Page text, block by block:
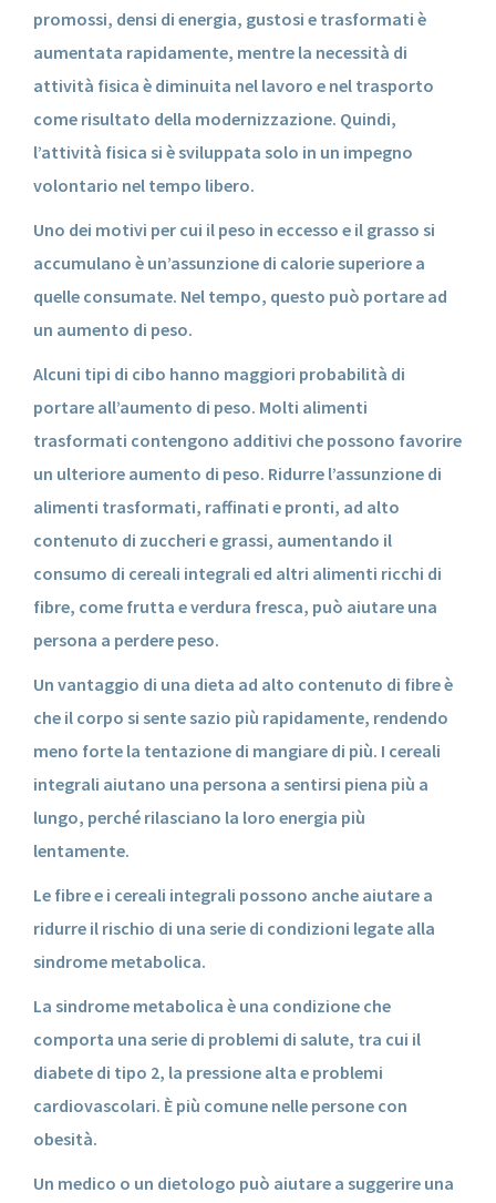
promossi, densi di energia, gustosi e trasformati è
aumentata rapidamente, mentre la necessità di
attività fisica è diminuita nel lavoro e nel trasporto
come risultato della modernizzazione. Quindi,
l’attività fisica si è sviluppata solo in un impegno
volontario nel tempo libero.
Uno dei motivi per cui il peso in eccesso e il grasso si
accumulano è un’assunzione di calorie superiore a
quelle consumate. Nel tempo, questo può portare ad
un aumento di peso.
Alcuni tipi di cibo hanno maggiori probabilità di
portare all’aumento di peso. Molti alimenti
trasformati contengono additivi che possono favorire
un ulteriore aumento di peso. Ridurre l’assunzione di
alimenti trasformati, raffinati e pronti, ad alto
contenuto di zuccheri e grassi, aumentando il
consumo di cereali integrali ed altri alimenti ricchi di
fibre, come frutta e verdura fresca, può aiutare una
persona a perdere peso.
Un vantaggio di una dieta ad alto contenuto di fibre è
che il corpo si sente sazio più rapidamente, rendendo
meno forte la tentazione di mangiare di più. I cereali
integrali aiutano una persona a sentirsi piena più a
lungo, perché rilasciano la loro energia più
lentamente.
Le fibre e i cereali integrali possono anche aiutare a
ridurre il rischio di una serie di condizioni legate alla
sindrome metabolica.
La sindrome metabolica è una condizione che
comporta una serie di problemi di salute, tra cui il
diabete di tipo 2, la pressione alta e problemi
cardiovascolari. È più comune nelle persone con
obesità.
Un medico o un dietologo può aiutare a suggerire una